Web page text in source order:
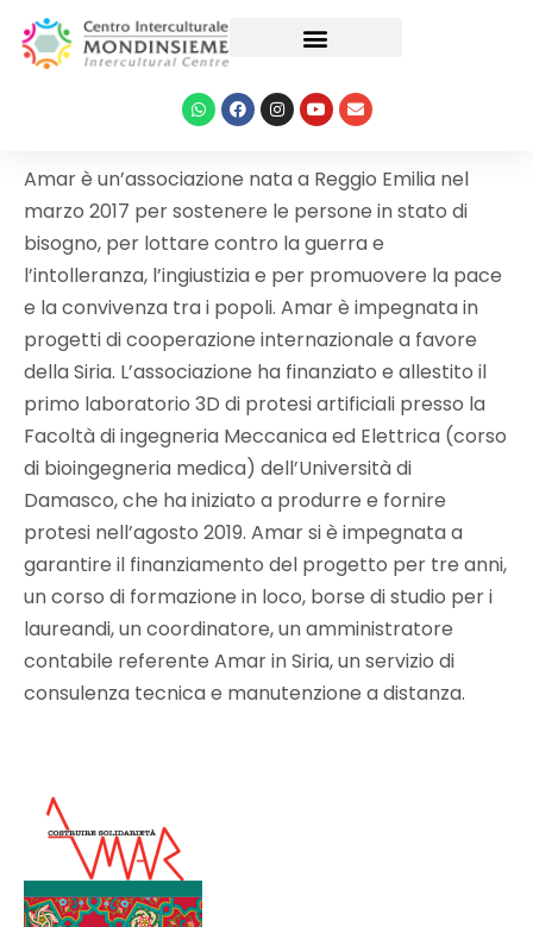
Amar è un’associazione nata a Reggio Emilia nel
marzo 2017 per sostenere le persone in stato di
bisogno, per lottare contro la guerra e
l’intolleranza, l’ingiustizia e per promuovere la pace
e la convivenza tra i popoli. Amar è impegnata in
progetti di cooperazione internazionale a favore
della Siria. L’associazione ha finanziato e allestito il
primo laboratorio 3D di protesi artificiali presso la
Facoltà di ingegneria Meccanica ed Elettrica (corso
di bioingegneria medica) dell’Università di
Damasco, che ha iniziato a produrre e fornire
protesi nell’agosto 2019. Amar si è impegnata a
garantire il finanziamento del progetto per tre anni,
un corso di formazione in loco, borse di studio per i
laureandi, un coordinatore, un amministratore
contabile referente Amar in Siria, un servizio di
consulenza tecnica e manutenzione a distanza.